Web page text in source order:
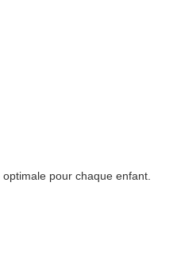
pour chaque enfant.